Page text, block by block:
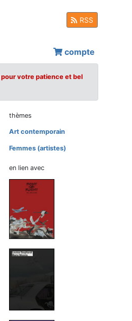
RSS
compte
votre patience et bel
thèmes
Art contemporain
Femmes (artistes)
en lien avec